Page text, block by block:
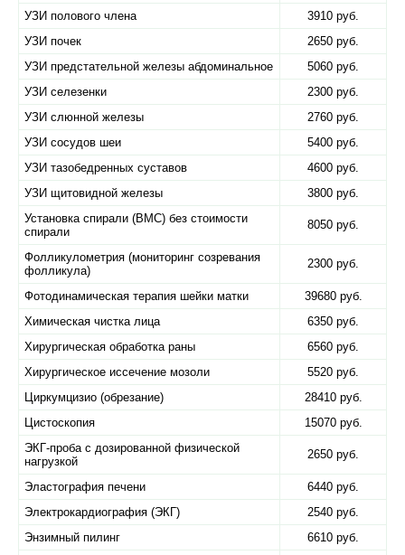
УЗИ полового члена
3910 руб.
УЗИ почек
2650 руб.
УЗИ предстательной железы абдоминальное
5060 руб.
УЗИ селезенки
2300 руб.
УЗИ слюнной железы
2760 руб.
УЗИ сосудов шеи
5400 руб.
УЗИ тазобедренных суставов
4600 руб.
УЗИ щитовидной железы
3800 руб.
Установка спирали (ВМС) без стоимости
спирали
8050 руб.
Фолликулометрия (мониторинг созревания
фолликула)
2300 руб.
Фотодинамическая терапия шейки матки
39680 руб.
Химическая чистка лица
6350 руб.
Хирургическая обработка раны
6560 руб.
Хирургическое иссечение мозоли
5520 руб.
Циркумцизио (обрезание)
28410 руб.
Цистоскопия
15070 руб.
ЭКГ-проба с дозированной физической
нагрузкой
2650 руб.
Эластография печени
6440 руб.
Электрокардиография (ЭКГ)
2540 руб.
Энзимный пилинг
6610 руб.